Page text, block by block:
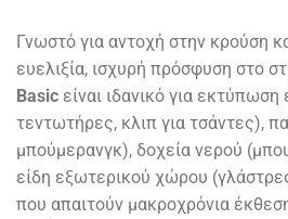
Γνωστό για αντοχή στην κρούση
ευελιξία, ισχυρή πρόσφυση στο
Basic είναι ιδανικό για
τεντωτήρες, κλιπ για τσάντες),
μπούμερανγκ), δοχεία νερού
είδη εξωτερικού χώρου
που απαιτούν μακροχρόνια